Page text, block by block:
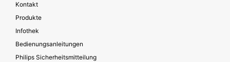
Kontakt
Produkte
Infothek
Bedienungsanleitungen
Philips Sicherheitsmitteilung